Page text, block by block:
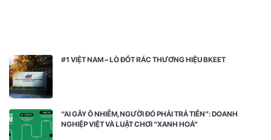
#1 VIỆT NAM – LÒ ĐỐT RÁC THƯƠNG HIỆU BKEET
“AI GÂY Ô NHIỄM, NGƯỜI ĐÓ PHẢI TRẢ TIỀN”: DOANH
NGHIỆP VIỆT VÀ LUẬT CHƠI “XANH HOÁ”